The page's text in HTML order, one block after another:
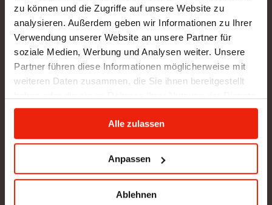
zu können und die Zugriffe auf unsere Website zu
analysieren. Außerdem geben wir Informationen zu Ihrer
Verwendung unserer Website an unsere Partner für
soziale Medien, Werbung und Analysen weiter. Unsere
Partner führen diese Informationen möglicherweise mit
weiteren Daten zusammen, die Sie ihnen bereitgestellt
gesammelt haben.
Alle zulassen
Anpassen
Ablehnen
SHOWROOM NEU: in Arbeit - wir bitten um etwas
Geduld
BÜRO (kein Kundenverkehr):
Gunzing 57
4923 Lohnsburg
office@gurtner-infrarot.at
Anfrage senden